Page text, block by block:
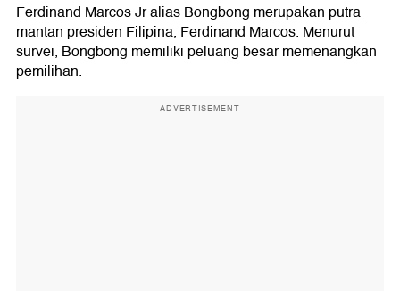
Ferdinand Marcos Jr alias Bongbong merupakan putra
mantan presiden Filipina, Ferdinand Marcos. Menurut
survei, Bongbong memiliki peluang besar memenangkan
pemilihan.
ADVERTISEMENT